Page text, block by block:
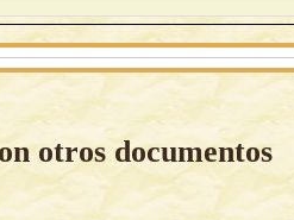
otros documentos